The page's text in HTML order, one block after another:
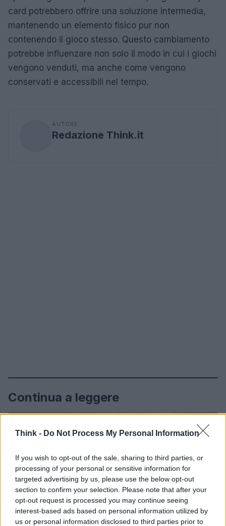
Think - Do Not Process My Personal Information
If you wish to opt-out of the sale, sharing to third parties, or
processing of your personal or sensitive information for
targeted advertising by us, please use the below opt-out
section to confirm your selection. Please note that after your
opt-out request is processed you may continue seeing
interest-based ads based on personal information utilized by
us or personal information disclosed to third parties prior to
card potrebbero offrire una soluzione intermedia,
mantenendo un elemento fisico pur non
contenendo il gioco stesso. Questo cambiamento
potrebbe influenzare non solo il modo in cui i giochi
vengono venduti, ma anche come vengono
conservati e accessibili nel tempo.
AUTORE
Redazione Think.it
Continua a leggere